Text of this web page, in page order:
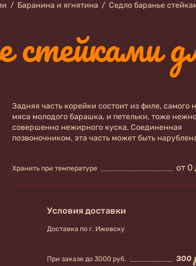
Баранина и ягнятина Седло баранье
стейками
Задняя часть корейки состоит из филе, самого
мяса молодого барашка, и петельки, тоже
совершенно нежирного куска. Соединенная
позвоночником, эта часть может быть
Хранить при температуре от 0
Условия доставки
Доставка по г. Ижевску
При заказе до 3000 руб. 300